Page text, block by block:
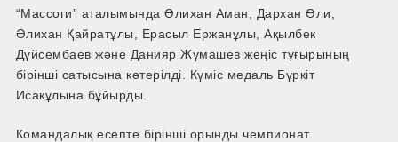
“Массоги” аталымында Әлихан Аман, Дархан Әли,
Әлихан Қайратұлы, Ерасыл Ержанұлы, Ақылбек
Дүйсембаев және Данияр Жұмашев жеңіс тұғырының
бірінші сатысына көтерілді. Күміс медаль Бүркіт
Исакұлына бұйырды.
Командалық есепте бірінші орынды чемпионат